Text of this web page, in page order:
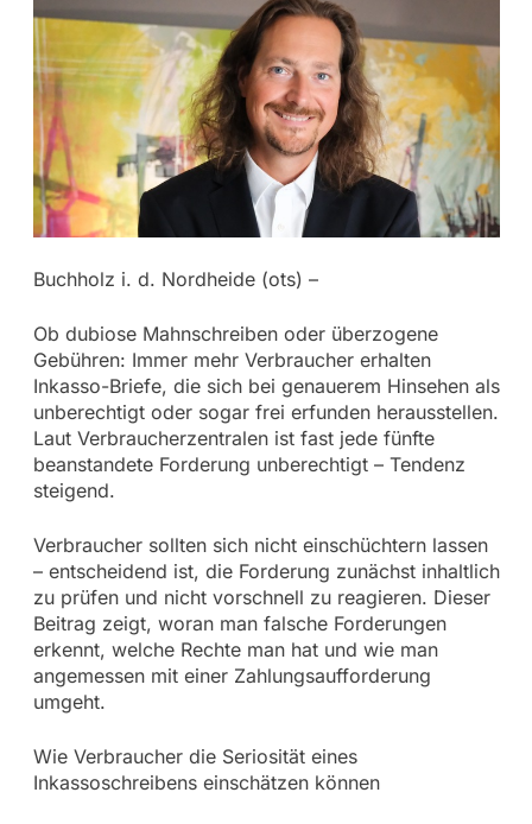
Buchholz i. d. Nordheide (ots) –
Ob dubiose Mahnschreiben oder überzogene
Gebühren: Immer mehr Verbraucher erhalten
Inkasso-Briefe, die sich bei genauerem Hinsehen als
unberechtigt oder sogar frei erfunden herausstellen.
Laut Verbraucherzentralen ist fast jede fünfte
beanstandete Forderung unberechtigt – Tendenz
steigend.
Verbraucher sollten sich nicht einschüchtern lassen
– entscheidend ist, die Forderung zunächst inhaltlich
zu prüfen und nicht vorschnell zu reagieren. Dieser
Beitrag zeigt, woran man falsche Forderungen
erkennt, welche Rechte man hat und wie man
angemessen mit einer Zahlungsaufforderung
umgeht.
Wie Verbraucher die Seriosität eines
Inkassoschreibens einschätzen können